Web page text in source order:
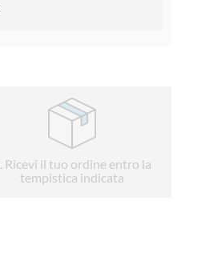
. Ricevi il tuo ordine entro la
tempistica indicata